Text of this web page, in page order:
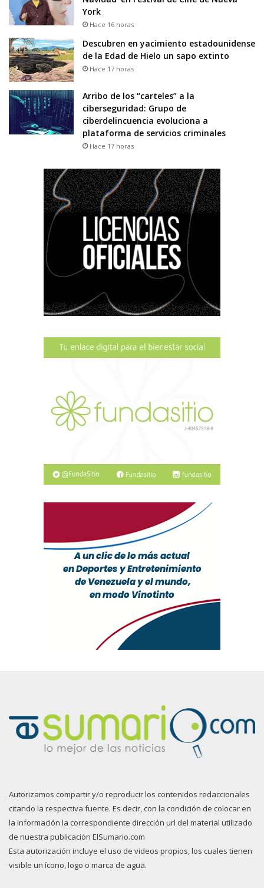
York
Hace 16 horas
Descubren en yacimiento estadounidense
de la Edad de Hielo un sapo extinto
Hace 17 horas
Arribo de los “carteles” a la
ciberseguridad: Grupo de
ciberdelincuencia evoluciona a
plataforma de servicios criminales
Hace 17 horas
Autorizamos compartir y/o reproducir los contenidos redaccionales
citando la respectiva fuente. Es decir, con la condición de colocar en
la información la correspondiente dirección url del material utilizado
de nuestra publicación ElSumario.com
Esta autorización incluye el uso de videos propios, los cuales tienen
visible un ícono, logo o marca de agua.